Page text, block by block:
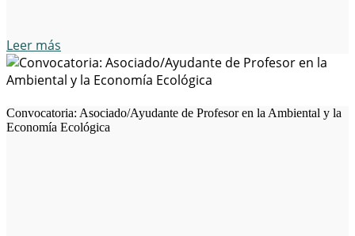
Leer más
Convocatoria: Asociado/Ayudante de Profesor en la Ambiental y la
Economía Ecológica